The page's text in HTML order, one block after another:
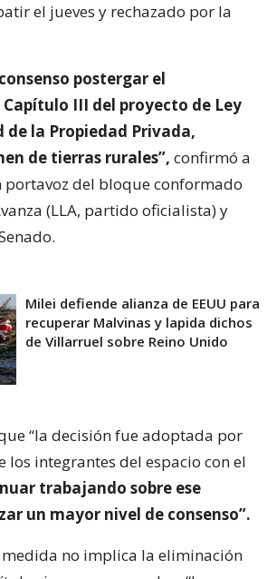
el jueves y rechazado por la
postergar el
III del proyecto de Ley
la Propiedad Privada,
de tierras rurales”, confirmó a
portavoz del bloque conformado
(LLA, partido oficialista) y
Milei defiende alianza de EEUU para
recuperar Malvinas y lapida dichos
de Villarruel sobre Reino Unido
“la decisión fue adoptada por
integrantes del espacio con el
trabajando sobre ese
un mayor nivel de consenso”.
medida no implica la eliminación